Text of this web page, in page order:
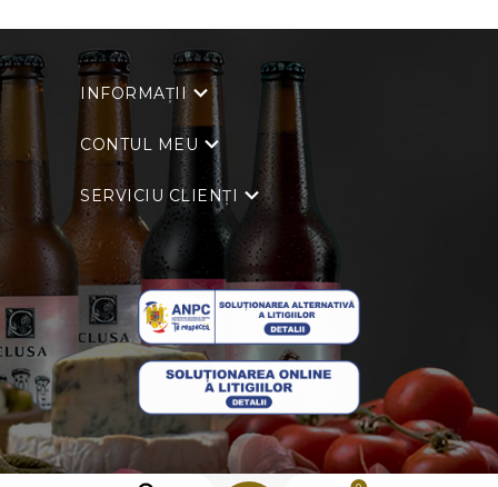
INFORMAȚII
CONTUL MEU
SERVICIU CLIENȚI